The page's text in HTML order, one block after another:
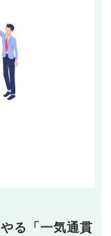
る「一気通貫